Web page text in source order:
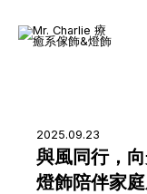
2025.09.23
與風同行，
燈飾陪伴家